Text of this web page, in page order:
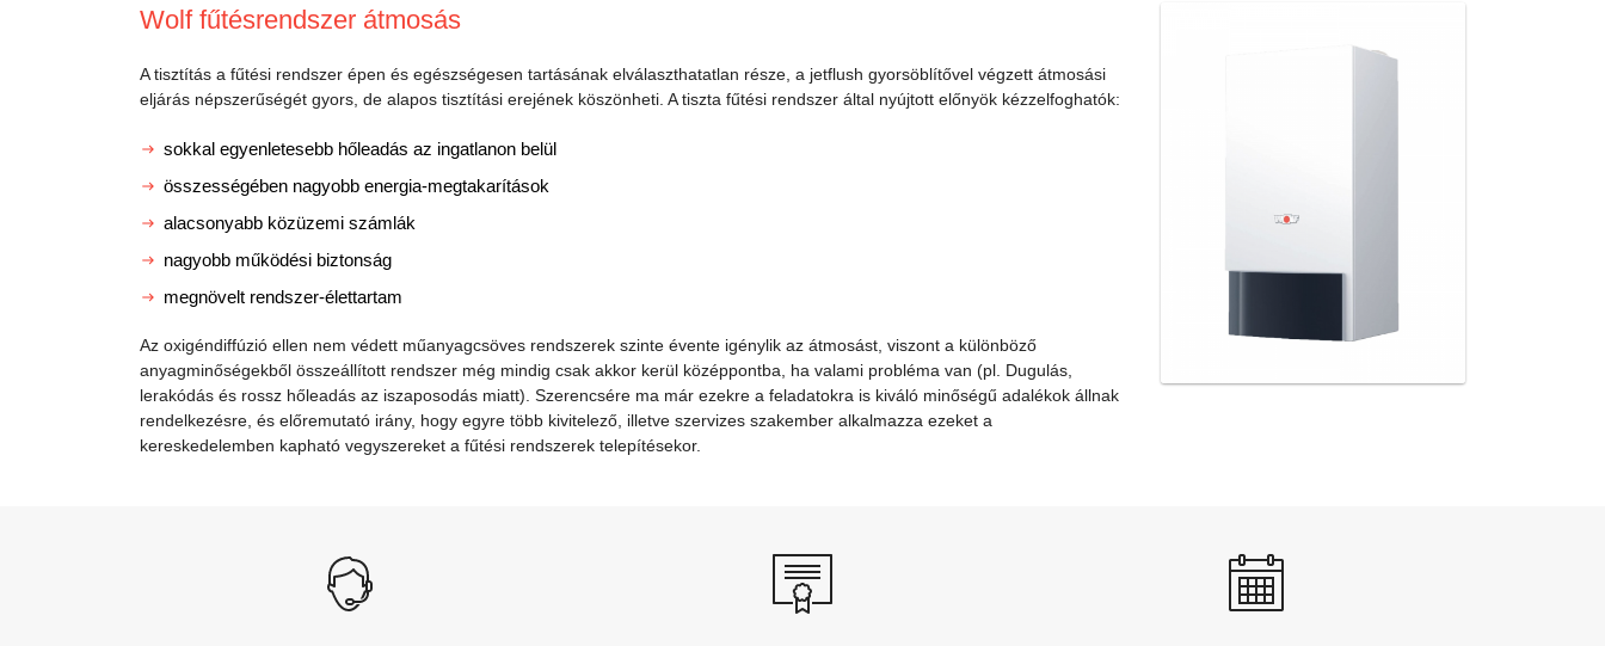
Wolf fűtésrendszer átmosás
A tisztítás a fűtési rendszer épen és egészségesen tartásának elválaszthatatlan része, a jetflush gyorsöblítővel végzett átmosási
eljárás népszerűségét gyors, de alapos tisztítási erejének köszönheti. A tiszta fűtési rendszer által nyújtott előnyök kézzelfoghatók:
sokkal egyenletesebb hőleadás az ingatlanon belül
összességében nagyobb energia-megtakarítások
alacsonyabb közüzemi számlák
nagyobb működési biztonság
megnövelt rendszer-élettartam
Az oxigéndiffúzió ellen nem védett műanyagcsöves rendszerek szinte évente igénylik az átmosást, viszont a különböző
anyagminőségekből összeállított rendszer még mindig csak akkor kerül középpontba, ha valami probléma van (pl. Dugulás,
lerakódás és rossz hőleadás az iszaposodás miatt). Szerencsére ma már ezekre a feladatokra is kiváló minőségű adalékok állnak
rendelkezésre, és előremutató irány, hogy egyre több kivitelező, illetve szervizes szakember alkalmazza ezeket a
kereskedelemben kapható vegyszereket a fűtési rendszerek telepítésekor.